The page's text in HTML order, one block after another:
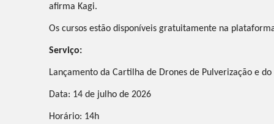
afirma Kagi.
Os cursos estão disponíveis gratuitamente na
Serviço:
Lançamento da Cartilha de Drones de Pulverização e
Data: 14 de julho de 2026
Horário: 14h